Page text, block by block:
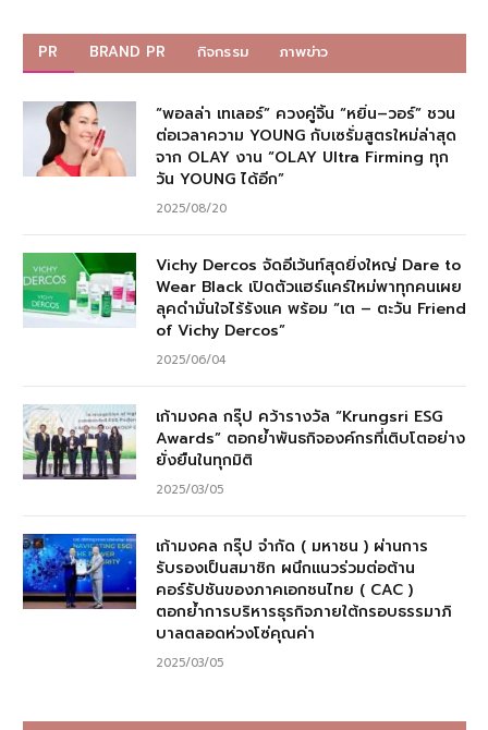
PR BRAND PR กิจกรรม ภาพข่าว
“พอลล่า เทเลอร์” ควงคู่จิ้น “หยิ่น–วอร์” ชวน
ต่อเวลาความ YOUNG กับเซรั่มสูตรใหม่ล่าสุด
จาก OLAY งาน “OLAY Ultra Firming ทุก
วัน YOUNG ได้อีก”
2025/08/20
Vichy Dercos จัดอีเว้นท์สุดยิ่งใหญ่ Dare to
Wear Black เปิดตัวแฮร์แคร์ใหม่พาทุกคนเผย
ลุคดำมั่นใจไร้รังแค พร้อม “เต – ตะวัน Friend
of Vichy Dercos”
2025/06/04
เก้ามงคล กรุ๊ป คว้ารางวัล “Krungsri ESG
Awards” ตอกย้ำพันธกิจองค์กรที่เติบโตอย่าง
ยั่งยืนในทุกมิติ
2025/03/05
เก้ามงคล กรุ๊ป จำกัด ( มหาชน ) ผ่านการ
รับรองเป็นสมาชิก ผนึกแนวร่วมต่อต้าน
คอร์รัปชันของภาคเอกชนไทย ( CAC )
ตอกย้ำการบริหารธุรกิจภายใต้กรอบธรรมาภิ
บาลตลอดห่วงโซ่คุณค่า
2025/03/05